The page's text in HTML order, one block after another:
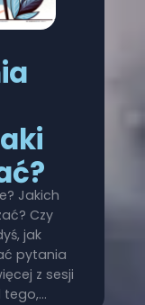
Jakich
Czy
jak
pytania
z sesji
tego,…